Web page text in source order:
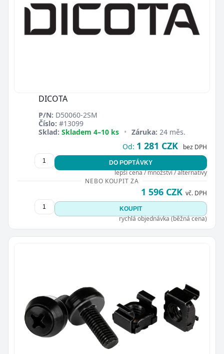
DICOTA
P/N: D50060-2SM
Číslo: #13099
Sklad: Skladem 4–10 ks • Záruka: 24 měs.
Od: 1 281 CZK bez DPH
DO POPTÁVKY
lepší cena / množství / alternativy
NEBO KOUPIT ZA
1 596 CZK vč. DPH
KOUPIT
rychlá objednávka (běžná cena)